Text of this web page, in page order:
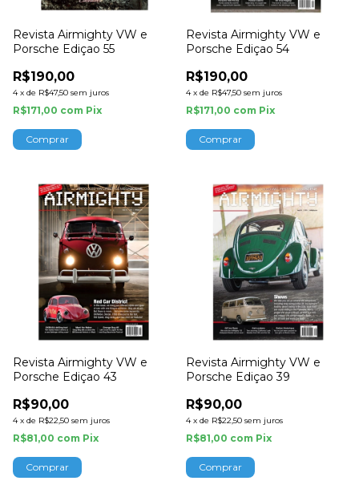
Revista Airmighty VW e
Porsche Ediçao 55
R$190,00
4 x de R$47,50 sem juros
R$171,00 com Pix
Revista Airmighty VW e
Porsche Ediçao 54
R$190,00
4 x de R$47,50 sem juros
R$171,00 com Pix
Revista Airmighty VW e
Porsche Ediçao 43
R$90,00
4 x de R$22,50 sem juros
R$81,00 com Pix
Revista Airmighty VW e
Porsche Ediçao 39
R$90,00
4 x de R$22,50 sem juros
R$81,00 com Pix